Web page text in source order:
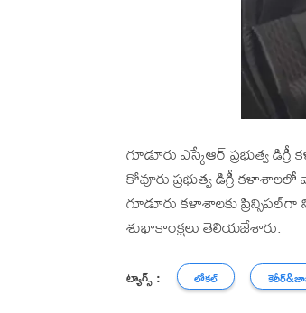
గూడూరు ఎస్కేఆర్ ప్రభుత్వ
కోవూరు ప్రభుత్వ డిగ్రీ
గూడూరు కళాశాలకు
శుభాకాంక్షలు తెలియజేశారు.
ట్యాగ్స్ : లోకల్